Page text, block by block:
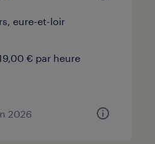
eure-et-loir
€ par heure
2026